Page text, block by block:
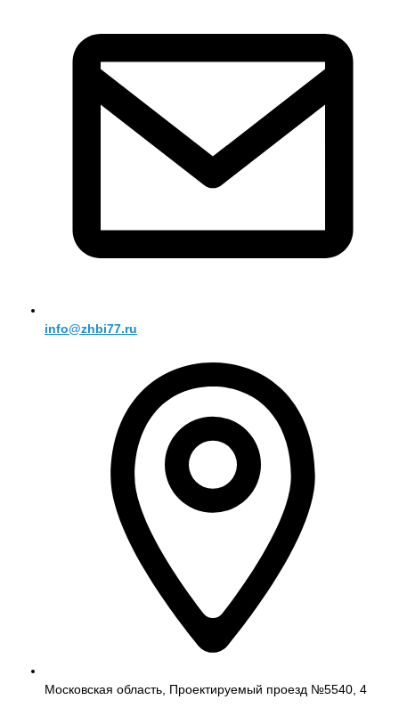
info@zhbi77.ru
Московская область, Проектируемый проезд №5540, 4